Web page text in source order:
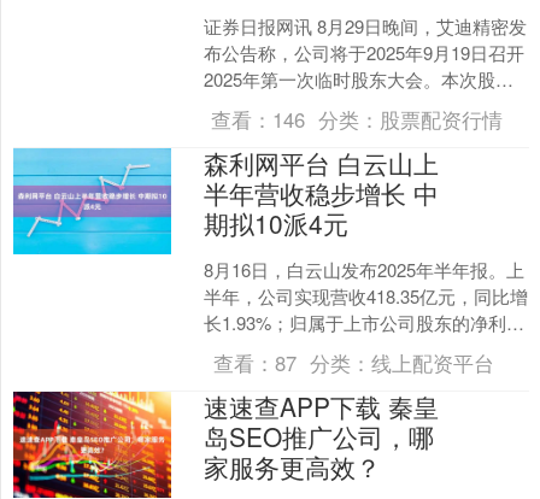
证券日报网讯 8月29日晚间，艾迪精密发
布公告称，公司将于2025年9月19日召开
2025年第一次临时股东大会。本次股东
大会将审议《关于取消监事会的议案》
等多项....
查看： 146 分类： 股票配资行情
森利网平台 白云山上
半年营收稳步增长 中
期拟10派4元
8月16日，白云山发布2025年半年报。上
半年，公司实现营收418.35亿元，同比增
长1.93%；归属于上市公司股东的净利润
25.16亿元，同比下降1.31%；....
查看：87 分类：线上配资平台
速速查APP下载 秦皇
岛SEO推广公司，哪
家服务更高效？